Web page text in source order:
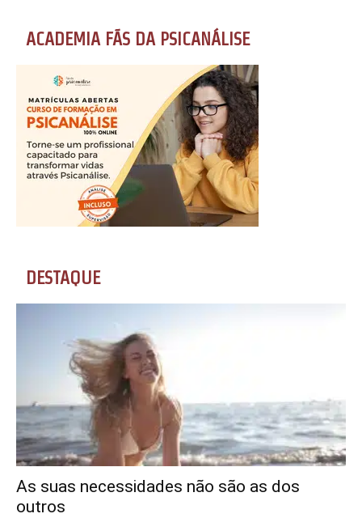
ACADEMIA FÃS DA PSICANÁLISE
DESTAQUE
As suas necessidades não são as dos
outros